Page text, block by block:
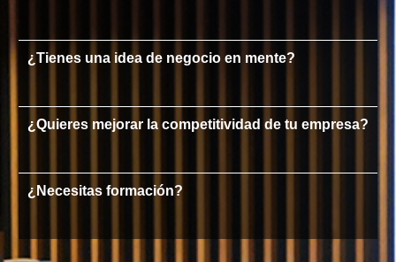
¿Tienes una idea de negocio en mente?
¿Quieres mejorar la competitividad de tu empresa?
¿Necesitas formación?